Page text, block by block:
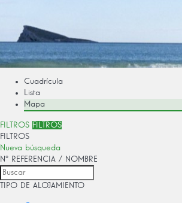
Cuadrícula
Lista
Mapa
FILTROS FILTROS
FILTROS
Nueva búsqueda
Nº REFERENCIA / NOMBRE
TIPO DE ALOJAMIENTO